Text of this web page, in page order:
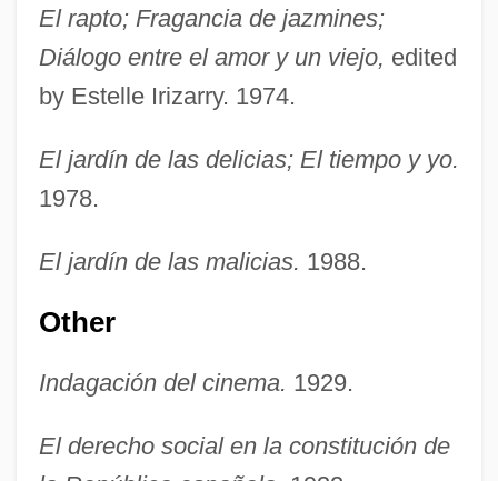
El rapto; Fragancia de jazmines;
Diálogo entre el amor y un viejo, edited
by Estelle Irizarry. 1974.
El jardín de las delicias; El tiempo y yo.
1978.
El jardín de las malicias. 1988.
Other
Indagación del cinema. 1929.
El derecho social en la constitución de